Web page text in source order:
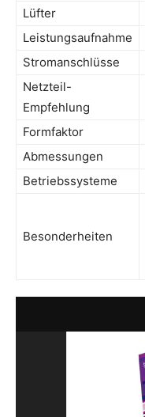
Lüfter
Leistungsaufnahme
Stromanschlüsse
Netzteil-
Empfehlung
Formfaktor
Abmessungen
Betriebssysteme
Besonderheiten